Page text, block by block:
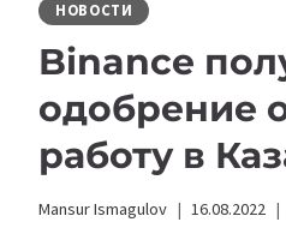
НОВОСТИ
Binance
одобрение
работу в
Mansur Ismagulov 16.08.2022